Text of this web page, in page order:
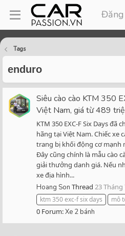
Tags
enduro
Siêu cào cào KTM 350
Việt Nam, giá từ 489
KTM 350 EXC-F Six Days
hãng tại Việt Nam. Chiếc xe
trang bị khối động cơ mạnh
Đây cũng chính là mẫu cào
giải thưởng danh giá. Nếu
xe địa hình...
Hoang Son Thread 23 Tháng
ktm 350 exc-f six days
mô
0 Forum:Xe 2 bánh